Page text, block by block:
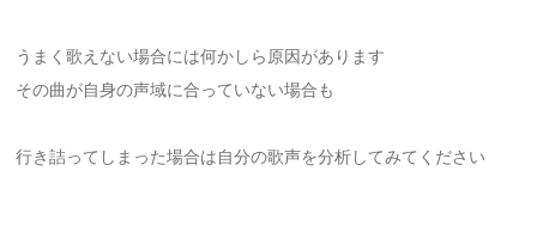
うまく歌えない場合には何かしら原因があります
その曲が自身の声域に合っていない場合も
行き詰ってしまった場合は自分の歌声を分析してみてください